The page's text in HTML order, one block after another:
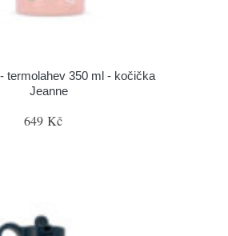
termolahev 350 ml - kočička
Jeanne
649 Kč